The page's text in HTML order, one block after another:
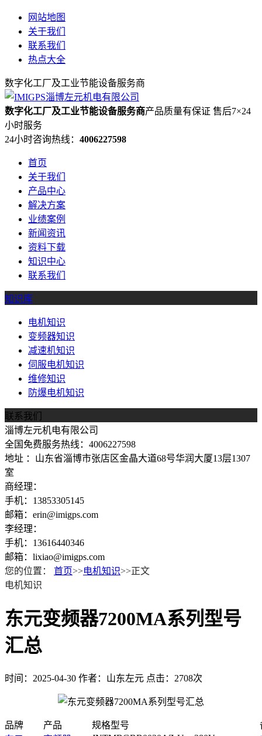
网站地图
关于我们
联系我们
热点大全
数字化工厂及工业节能设备服务商
数字化工厂及工业节能设备服务商产品质量有保证 售后7×24
小时服务
24小时咨询热线： 4006227598
首页
关于我们
产品中心
解决方案
业绩案例
新闻资讯
资料下载
知识中心
联系我们
知识库
电机知识
变频器知识
减速机知识
伺服电机知识
维修知识
防爆电机知识
联系我们
淄博左元机电有限公司
全国免费服务热线：4006227598
地址 ：山东省淄博市张店区金晶大道68号华润大厦13层1307
室
商经理：
手机：13853305145
邮箱：erin@imigps.com
李经理：
手机：13616440346
邮箱：lixiao@imigps.com
您的位置：
首页>>电机知识>>正文
电机知识
东元变频器7200MA系列型号
汇总
时间：2025-04-30 作者：山东左元 点击：2708次
品牌 产品 规格型号